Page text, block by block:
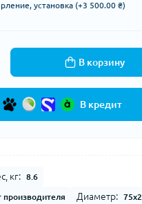
установка (+3 500.00 ₴)
В корзину
В кредит
кг: 8.6
производителя Диаметр: 75х2